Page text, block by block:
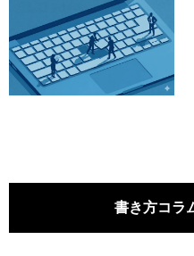
書き方コラ